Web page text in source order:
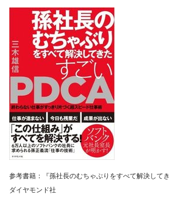
参考書籍：『孫社長のむちゃぶりをすべて解決して
ダイヤモンド社